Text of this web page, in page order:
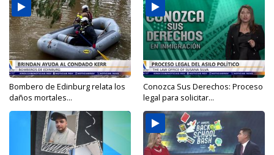
Bombero de Edinburg relata los
daños mortales...
Conozca Sus Derechos: Proceso
legal para solicitar...